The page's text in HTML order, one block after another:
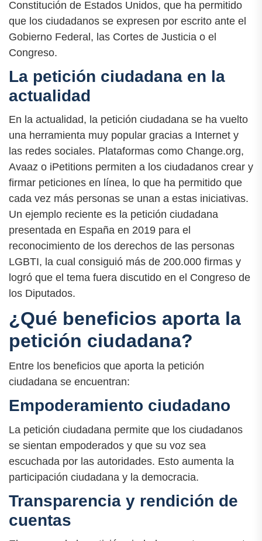
Constitución de Estados Unidos, que ha permitido
que los ciudadanos se expresen por escrito ante el
Gobierno Federal, las Cortes de Justicia o el
Congreso.
La petición ciudadana en la
actualidad
En la actualidad, la petición ciudadana se ha vuelto
una herramienta muy popular gracias a Internet y
las redes sociales. Plataformas como Change.org,
Avaaz o iPetitions permiten a los ciudadanos crear y
firmar peticiones en línea, lo que ha permitido que
cada vez más personas se unan a estas iniciativas.
Un ejemplo reciente es la petición ciudadana
presentada en España en 2019 para el
reconocimiento de los derechos de las personas
LGBTI, la cual consiguió más de 200.000 firmas y
logró que el tema fuera discutido en el Congreso de
los Diputados.
¿Qué beneficios aporta la
petición ciudadana?
Entre los beneficios que aporta la petición
ciudadana se encuentran:
Empoderamiento ciudadano
La petición ciudadana permite que los ciudadanos
se sientan empoderados y que su voz sea
escuchada por las autoridades. Esto aumenta la
participación ciudadana y la democracia.
Transparencia y rendición de
cuentas